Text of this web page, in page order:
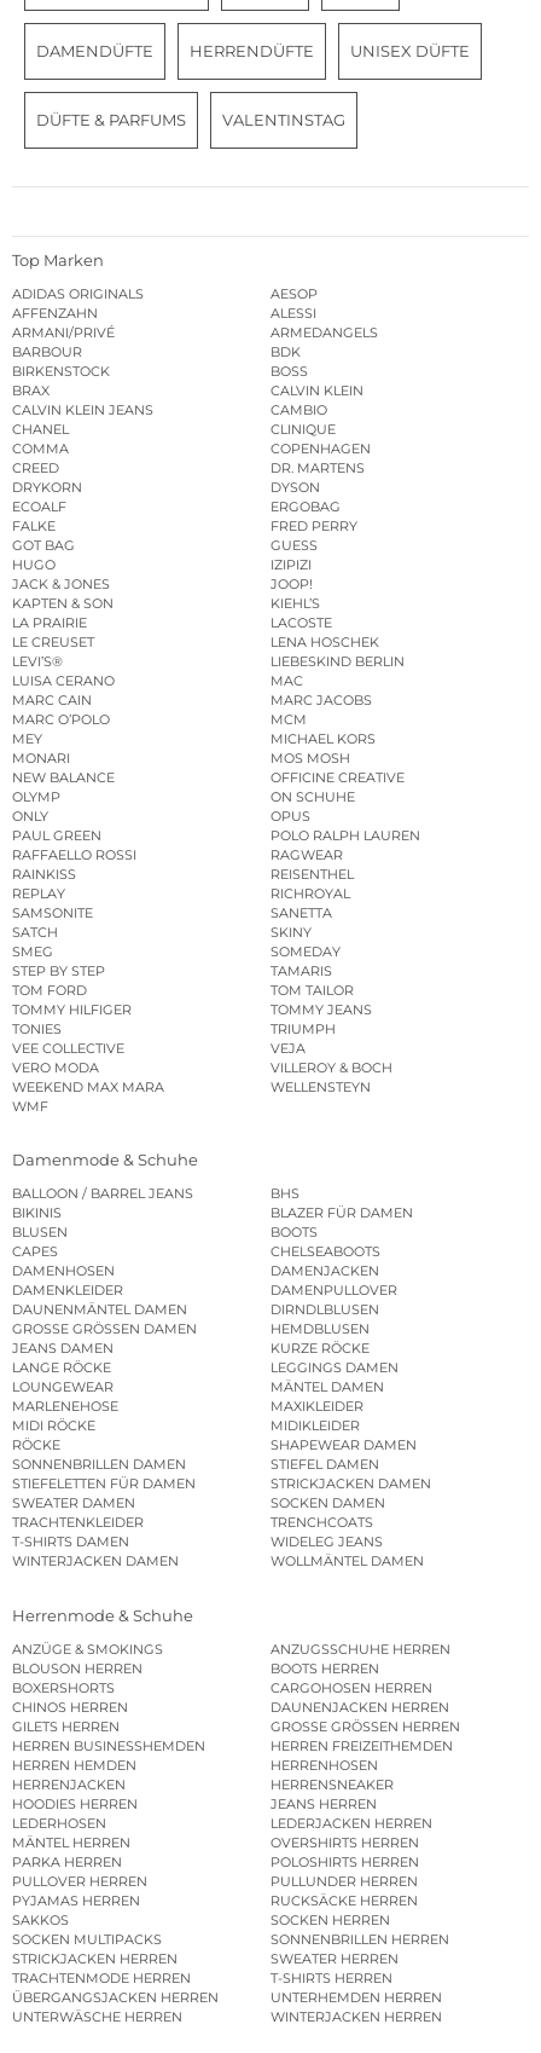
DAMENDÜFTE HERRENDÜFTE UNISEX DÜFTE
DÜFTE & PARFUMS VALENTINSTAG
Top Marken
ADIDAS ORIGINALS
AESOP
AFFENZAHN
ALESSI
ARMANI/PRIVÉ
ARMEDANGELS
BARBOUR
BDK
BIRKENSTOCK
BOSS
BRAX
CALVIN KLEIN
CALVIN KLEIN JEANS
CAMBIO
CHANEL
CLINIQUE
COMMA
COPENHAGEN
CREED
DR. MARTENS
DRYKORN
DYSON
ECOALF
ERGOBAG
FALKE
FRED PERRY
GOT BAG
GUESS
HUGO
IZIPIZI
JACK & JONES
JOOP!
KAPTEN & SON
KIEHL’S
LA PRAIRIE
LACOSTE
LE CREUSET
LENA HOSCHEK
LEVI’S®
LIEBESKIND BERLIN
LUISA CERANO
MAC
MARC CAIN
MARC JACOBS
MARC O’POLO
MCM
MEY
MICHAEL KORS
MONARI
MOS MOSH
NEW BALANCE
OFFICINE CREATIVE
OLYMP
ON SCHUHE
ONLY
OPUS
PAUL GREEN
POLO RALPH LAUREN
RAFFAELLO ROSSI
RAGWEAR
RAINKISS
REISENTHEL
REPLAY
RICHROYAL
SAMSONITE
SANETTA
SATCH
SKINY
SMEG
SOMEDAY
STEP BY STEP
TAMARIS
TOM FORD
TOM TAILOR
TOMMY HILFIGER
TOMMY JEANS
TONIES
TRIUMPH
VEE COLLECTIVE
VEJA
VERO MODA
VILLEROY & BOCH
WEEKEND MAX MARA
WELLENSTEYN
WMF
Damenmode & Schuhe
BALLOON / BARREL JEANS
BHS
BIKINIS
BLAZER FÜR DAMEN
BLUSEN
BOOTS
CAPES
CHELSEABOOTS
DAMENHOSEN
DAMENJACKEN
DAMENKLEIDER
DAMENPULLOVER
DAUNENMÄNTEL DAMEN
DIRNDLBLUSEN
GROSSE GRÖSSEN DAMEN
HEMDBLUSEN
JEANS DAMEN
KURZE RÖCKE
LANGE RÖCKE
LEGGINGS DAMEN
LOUNGEWEAR
MÄNTEL DAMEN
MARLENEHOSE
MAXIKLEIDER
MIDI RÖCKE
MIDIKLEIDER
RÖCKE
SHAPEWEAR DAMEN
SONNENBRILLEN DAMEN
STIEFEL DAMEN
STIEFELETTEN FÜR DAMEN
STRICKJACKEN DAMEN
SWEATER DAMEN
SOCKEN DAMEN
TRACHTENKLEIDER
TRENCHCOATS
T-SHIRTS DAMEN
WIDELEG JEANS
WINTERJACKEN DAMEN
WOLLMÄNTEL DAMEN
Herrenmode & Schuhe
ANZÜGE & SMOKINGS
ANZUGSSCHUHE HERREN
BLOUSON HERREN
BOOTS HERREN
BOXERSHORTS
CARGOHOSEN HERREN
CHINOS HERREN
DAUNENJACKEN HERREN
GILETS HERREN
GROSSE GRÖSSEN HERREN
HERREN BUSINESSHEMDEN
HERREN FREIZEITHEMDEN
HERREN HEMDEN
HERRENHOSEN
HERRENJACKEN
HERRENSNEAKER
HOODIES HERREN
JEANS HERREN
LEDERHOSEN
LEDERJACKEN HERREN
MÄNTEL HERREN
OVERSHIRTS HERREN
PARKA HERREN
POLOSHIRTS HERREN
PULLOVER HERREN
PULLUNDER HERREN
PYJAMAS HERREN
RUCKSÄCKE HERREN
SAKKOS
SOCKEN HERREN
SOCKEN MULTIPACKS
SONNENBRILLEN HERREN
STRICKJACKEN HERREN
SWEATER HERREN
TRACHTENMODE HERREN
T-SHIRTS HERREN
ÜBERGANGSJACKEN HERREN
UNTERHEMDEN HERREN
UNTERWÄSCHE HERREN
WINTERJACKEN HERREN